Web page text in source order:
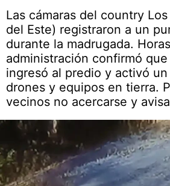
Las cámaras del country
del Este) registraron a un
durante la madrugada.
administración confirmó
ingresó al predio y activó
drones y equipos en tierra.
vecinos no acercarse y